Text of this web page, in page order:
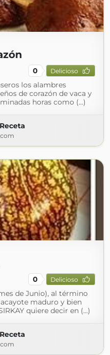
0 Delicioso
los alambres
de corazón de vaca y
horas como (...)
0 Delicioso
de Junio), al término
maduro y bien
quiere decir en (...)